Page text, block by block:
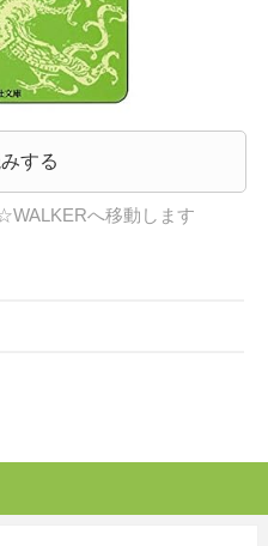
する
へ移動します